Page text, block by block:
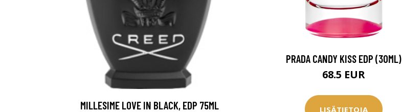
MILLESIME LOVE IN BLACK, EDP 75ML
PRADA CANDY KISS EDP (30ML)
68.5 EUR
LISÄTIETOJA